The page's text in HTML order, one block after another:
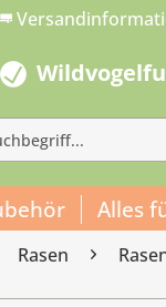
Alles
Rasen